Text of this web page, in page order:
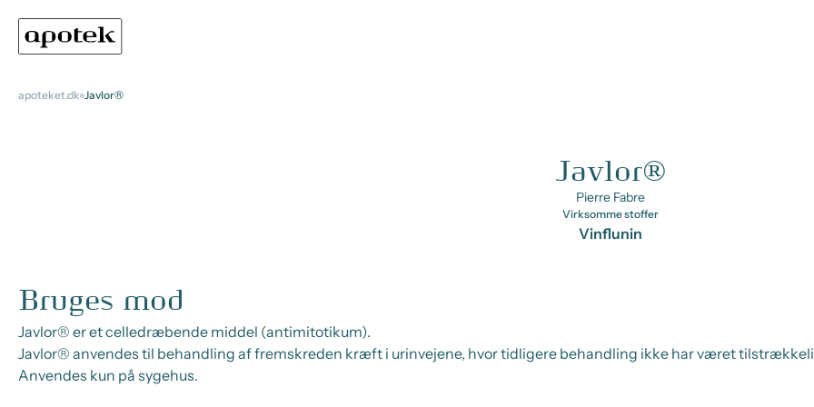
apoteket.dk Javlor®
Javlor®
Pierre Fabre
Virksomme stoffer
Vinflunin
Bruges mod
Javlor® er et celledræbende middel (antimitotikum).
Javlor® anvendes til behandling af fremskreden kræft i urinvejene, hvor tidligere behandling ikke har været
Anvendes kun på sygehus.